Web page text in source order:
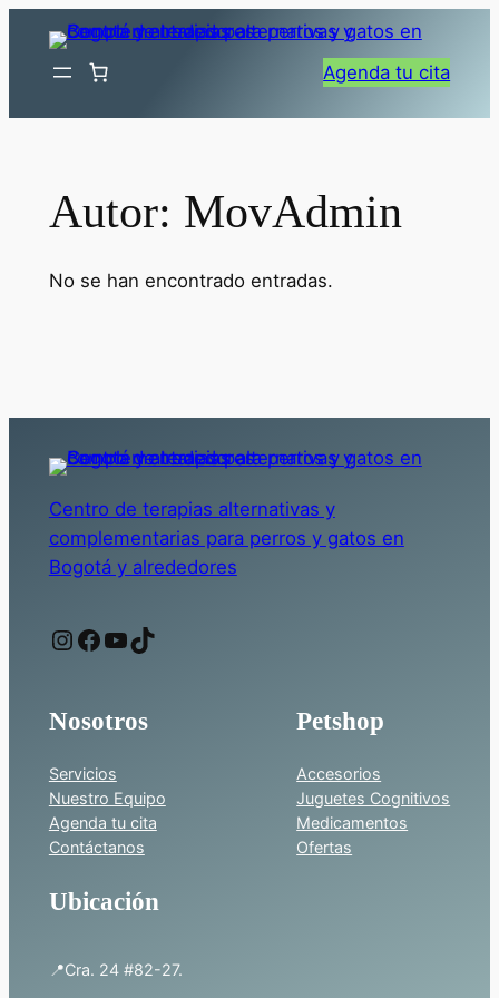
contenido
Agenda tu cita
Autor: MovAdmin
No se han encontrado entradas.
Centro de terapias alternativas y
complementarias para perros y gatos en
Bogotá y alrededores
Instagram Facebook YouTube TikTok
Nosotros
Servicios
Nuestro Equipo
Agenda tu cita
Contáctanos
Petshop
Accesorios
Juguetes Cognitivos
Medicamentos
Ofertas
Ubicación
📍Cra. 24 #82-27.